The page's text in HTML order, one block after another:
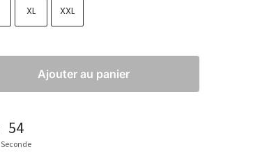
XL XXL
Ajouter au panier
53
Seconde